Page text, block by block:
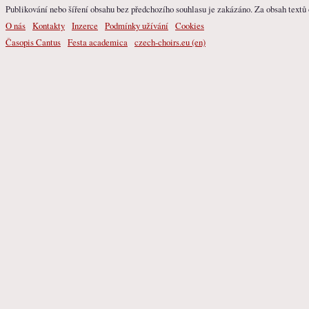
Publikování nebo šíření obsahu bez předchozího souhlasu je zakázáno. Za obsah
O nás Kontakty Inzerce Podmínky užívání Cookies
Časopis Cantus Festa academica czech-choirs.eu (en)